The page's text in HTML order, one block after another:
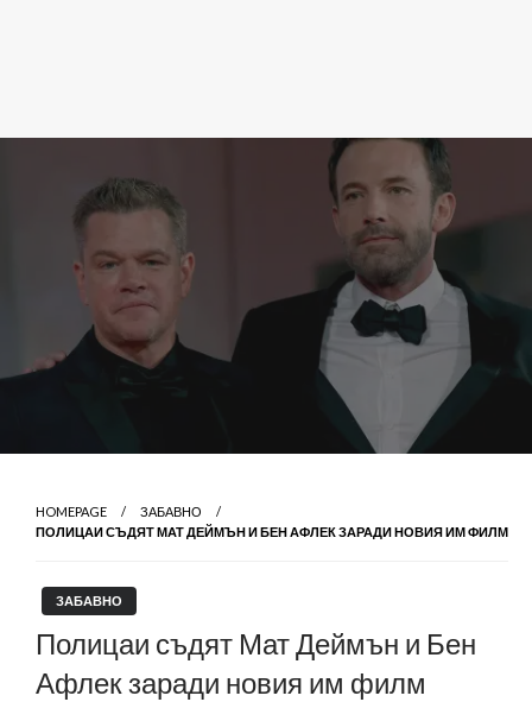
HOMEPAGE
ЗАБАВНО
ПОЛИЦАИ СЪДЯТ МАТ ДЕЙМЪН И БЕН АФЛЕК ЗАРАДИ НОВИЯ ИМ ФИЛМ
ЗАБАВНО
Полицаи съдят Мат Деймън и Бен
Афлек заради новия им филм